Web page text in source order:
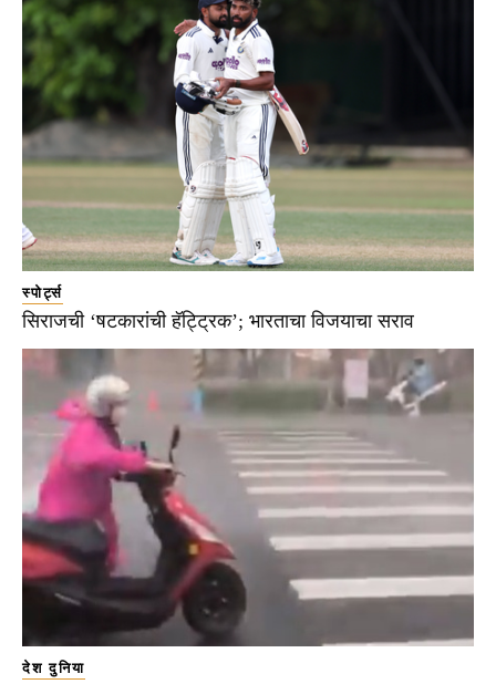
स्पोर्ट्स
सिराजची ‘षटकारांची हॅट्ट्रिक’; भारताचा विजयाचा सराव
देश दुनिया